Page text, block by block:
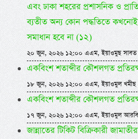
এবং ঢাকা শহরের প্রশাসনিক ও
ব্যতীত অন্য কোন পদ্ধতিতে কখনোই
সমাধান হবে না (১২)
২০ জুন, ২০২৬ ১২:০০ এএম, ইয়াওমুছ সাবত
একবিংশ শতাব্দীর কৌশলগত
১৮ জুন, ২০২৬ ১২:০০ এএম, ইয়াওমুল খমীছ
একবিংশ শতাব্দীর কৌশলগত
১৭ জুন, ২০২৬ ১২:০০ এএম, ইয়াওমুল
জান্নাতের টিকিট বিক্রিকারী